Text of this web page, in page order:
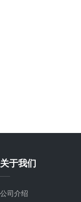
关于我们
公司介绍